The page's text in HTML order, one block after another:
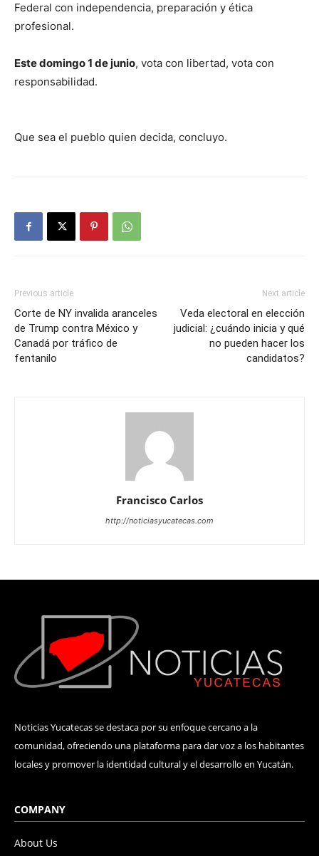
Federal con independencia, preparación y ética
profesional.
Este domingo 1 de junio, vota con libertad, vota con
responsabilidad.
Que sea el pueblo quien decida, concluyo.
Previous article
Corte de NY invalida aranceles
de Trump contra México y
Canadá por tráfico de
fentanilo
Next article
Veda electoral en elección
judicial: ¿cuándo inicia y qué
no pueden hacer los
candidatos?
Francisco Carlos
http://noticiasyucatecas.com
Noticias Yucatecas se destaca por su enfoque cercano a la
comunidad, ofreciendo una plataforma para dar voz a los habitantes
locales y promover la identidad cultural y el desarrollo en Yucatán.
COMPANY
About Us